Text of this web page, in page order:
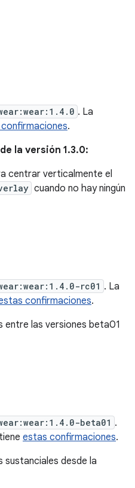
. La
.
la versión 1.3.0:
centrar verticalmente el
cuando no hay ningún
rc01 . La
confirmaciones.
entre las versiones beta01
beta01 .
estas confirmaciones.
sustanciales desde la